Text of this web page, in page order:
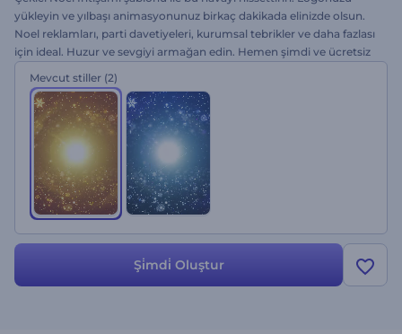
yükleyin ve yılbaşı animasyonunuz birkaç dakikada elinizde olsun.
Noel reklamları, parti davetiyeleri, kurumsal tebrikler ve daha fazlası
için ideal. Huzur ve sevgiyi armağan edin. Hemen şimdi ve ücretsiz
Mevcut stiller (2)
Şi̇mdi̇ Oluştur